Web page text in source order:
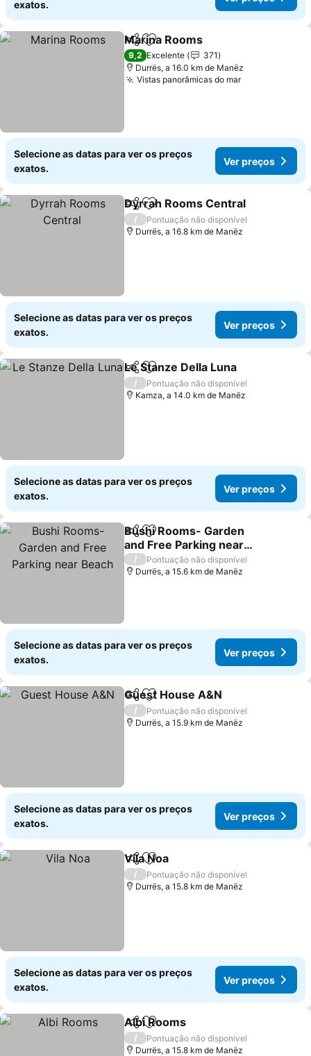
exatos.
PartilharAdicionar aos favoritos
Marina Rooms
9,2 Excelente
371
Durrës, a 16.0 km de Manëz
Vistas panorâmicas do mar
Selecione as datas para ver os preços
exatos.
Ver preços
PartilharAdicionar aos favoritos
Dyrrah Rooms Central
/
Pontuação não disponível
Durrës, a 16.8 km de Manëz
Selecione as datas para ver os preços
exatos.
Ver preços
PartilharAdicionar aos favoritos
Le Stanze Della Luna
/
Pontuação não disponível
Kamza, a 14.0 km de Manëz
Selecione as datas para ver os preços
exatos.
Ver preços
PartilharAdicionar aos favoritos
Bushi Rooms- Garden
and Free Parking near
Beach
/
Pontuação não disponível
Durrës, a 15.6 km de Manëz
Selecione as datas para ver os preços
exatos.
Ver preços
PartilharAdicionar aos favoritos
Guest House A&N
/
Pontuação não disponível
Durrës, a 15.9 km de Manëz
Selecione as datas para ver os preços
exatos.
Ver preços
PartilharAdicionar aos favoritos
Vila Noa
/
Pontuação não disponível
Durrës, a 15.8 km de Manëz
Selecione as datas para ver os preços
exatos.
Ver preços
PartilharAdicionar aos favoritos
Albi Rooms
/
Pontuação não disponível
Durrës, a 15.8 km de Manëz